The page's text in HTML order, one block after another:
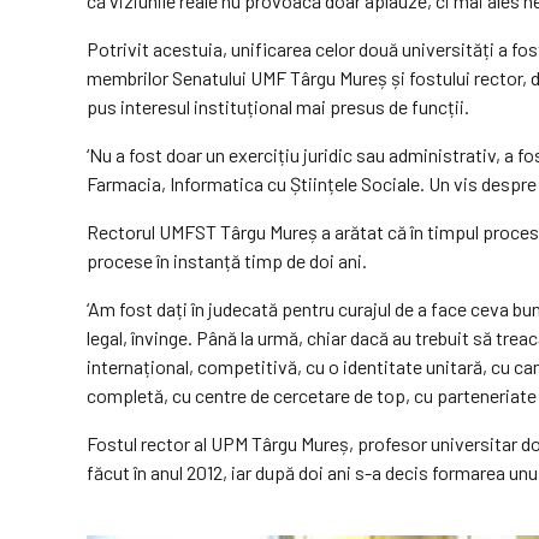
Potrivit acestuia, unificarea celor două universități a
membrilor Senatului UMF Târgu Mureș și fostului
pus interesul instituțional mai presus de funcții.
‘Nu a fost doar un exercițiu juridic sau administrativ, a
Farmacia, Informatica cu Științele Sociale. Un vis
Rectorul UMFST Târgu Mureș a arătat că în timpul
procese în instanță timp de doi ani.
‘Am fost dați în judecată pentru curajul de a face ceva
legal, învinge. Până la urmă, chiar dacă au trebuit să
internațional, competitivă, cu o identitate unitară, cu
completă, cu centre de cercetare de top, cu
Fostul rector al UPM Târgu Mureș, profesor universitar
făcut în anul 2012, iar după doi ani s-a decis formarea